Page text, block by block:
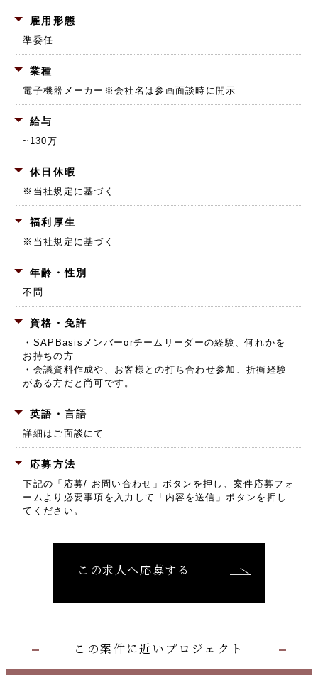
雇用形態
準委任
業種
電子機器メーカー ※会社名は参画面談時に開示
給与
~130万
休日休暇
※当社規定に基づく
福利厚生
※当社規定に基づく
年齢・性別
不問
資格・免許
・SAPBasisメンバーorチームリーダーの経験、何れかを
お持ちの方
・会議資料作成や、お客様との打ち合わせ参加、折衝経験
がある方だと尚可です。
英語・言語
詳細はご面談にて
応募方法
下記の「応募/ お問い合わせ」ボタンを押し、 案件応募フォ
ームより必要事項を入力して「内容を送信」ボタンを押し
てください。
この求人へ応募する
この案件に近いプロジェクト